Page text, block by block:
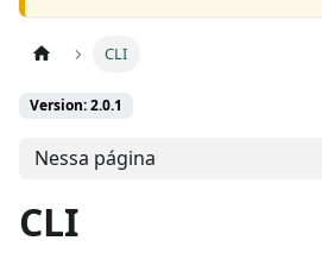
CLI
Version: 2.0.1
Nessa página
CLI